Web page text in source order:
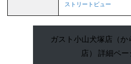
ストリートビュー
ガスト小山犬塚店（か
店） 詳細ペー